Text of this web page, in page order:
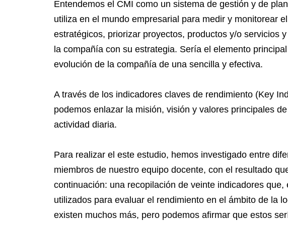
Entendemos el CMI como un sistema de gestión y de
utiliza en el mundo empresarial para medir y monitorear
estratégicos, priorizar proyectos, productos y/o servicios
la compañía con su estrategia. Sería el elemento
evolución de la compañía de una sencilla y efectiva.
A través de los indicadores claves de rendimiento (Key
podemos enlazar la misión, visión y valores principales
actividad diaria.
Para realizar el este estudio, hemos investigado entre
miembros de nuestro equipo docente, con el resultado
continuación: una recopilación de veinte indicadores
utilizados para evaluar el rendimiento en el ámbito de la
existen muchos más, pero podemos afirmar que estos